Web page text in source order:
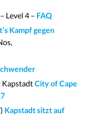
Level 4 – FAQ
Kampf gegen
KapstadtCity of Cape
Kapstadt sitzt auf